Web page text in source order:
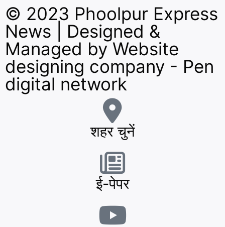
© 2023 Phoolpur Express
News | Designed &
Managed byWebsite
designing company - Pen
digital network
शहर चुनें
ई-पेपर